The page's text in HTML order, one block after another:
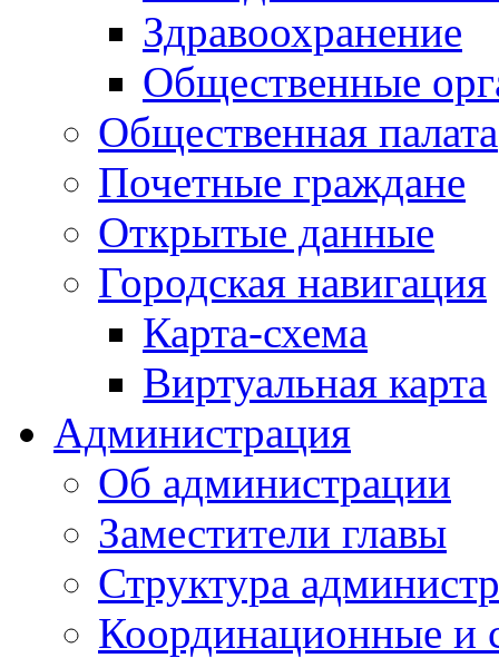
Здравоохранение
Общественные
Общественная палата
Почетные граждане
Открытые данные
Городская навигация
Карта-схема
Виртуальная карта
Администрация
Об администрации
Заместители главы
Структура
Координационные и